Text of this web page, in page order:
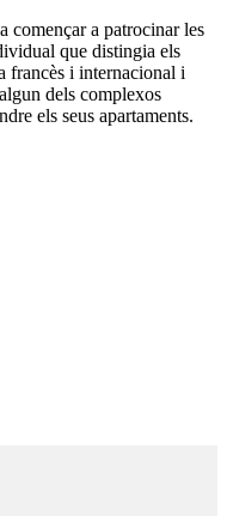
començar a patrocinar les
que distingia els
francès i internacional i
dels complexos
els seus apartaments.